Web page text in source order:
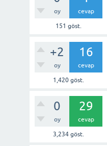
oy cevap
151 göst.
+2
oy
16
cevap
1,420 göst.
0
oy
29
cevap
3,234 göst.